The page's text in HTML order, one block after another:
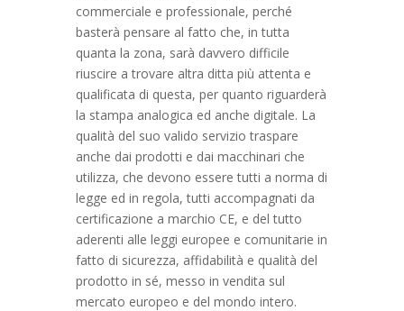
commerciale e professionale, perché
basterà pensare al fatto che, in tutta
quanta la zona, sarà davvero difficile
riuscire a trovare altra ditta più attenta e
qualificata di questa, per quanto riguarderà
la stampa analogica ed anche digitale. La
qualità del suo valido servizio traspare
anche dai prodotti e dai macchinari che
utilizza, che devono essere tutti a norma di
legge ed in regola, tutti accompagnati da
certificazione a marchio CE, e del tutto
aderenti alle leggi europee e comunitarie in
fatto di sicurezza, affidabilità e qualità del
prodotto in sé, messo in vendita sul
mercato europeo e del mondo intero.